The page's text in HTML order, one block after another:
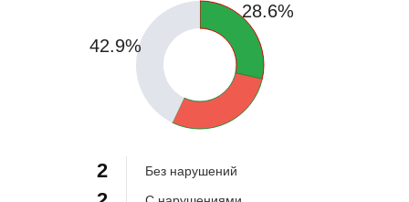
28.6%
42.9%
2
Без нарушений